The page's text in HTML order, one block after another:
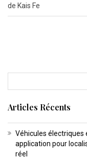
de Kais Fe
Articles Récents
Véhicules électriques
application pour
réel